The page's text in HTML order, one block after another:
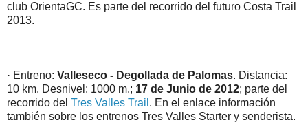
club OrientaGC. Es parte del recorrido del futuro Costa Trail
2013.
· Entreno: Valleseco - Degollada de Palomas. Distancia:
10 km. Desnivel: 1000 m.; 17 de Junio de 2012; parte del
recorrido del Tres Valles Trail . En el enlace información
también sobre los entrenos Tres Valles Starter y senderista.